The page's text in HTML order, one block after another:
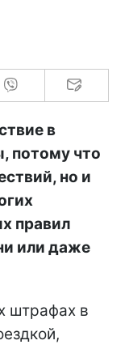
в
потому что
но и
правил
или даже
штрафах в